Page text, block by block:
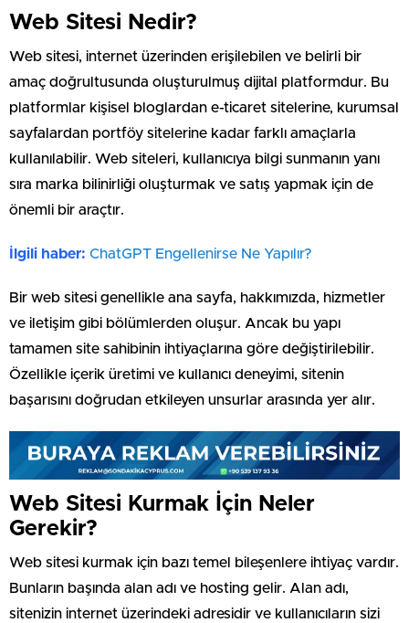
Web Sitesi Nedir?
Web sitesi, internet üzerinden erişilebilen ve belirli bir
amaç doğrultusunda oluşturulmuş dijital platformdur. Bu
platformlar kişisel bloglardan e-ticaret sitelerine, kurumsal
sayfalardan portföy sitelerine kadar farklı amaçlarla
kullanılabilir. Web siteleri, kullanıcıya bilgi sunmanın yanı
sıra marka bilinirliği oluşturmak ve satış yapmak için de
önemli bir araçtır.
İlgili haber: ChatGPT Engellenirse Ne Yapılır?
Bir web sitesi genellikle ana sayfa, hakkımızda, hizmetler
ve iletişim gibi bölümlerden oluşur. Ancak bu yapı
tamamen site sahibinin ihtiyaçlarına göre değiştirilebilir.
Özellikle içerik üretimi ve kullanıcı deneyimi, sitenin
başarısını doğrudan etkileyen unsurlar arasında yer alır.
Web Sitesi Kurmak İçin Neler
Gerekir?
Web sitesi kurmak için bazı temel bileşenlere ihtiyaç vardır.
Bunların başında alan adı ve hosting gelir. Alan adı,
sitenizin internet üzerindeki adresidir ve kullanıcıların sizi